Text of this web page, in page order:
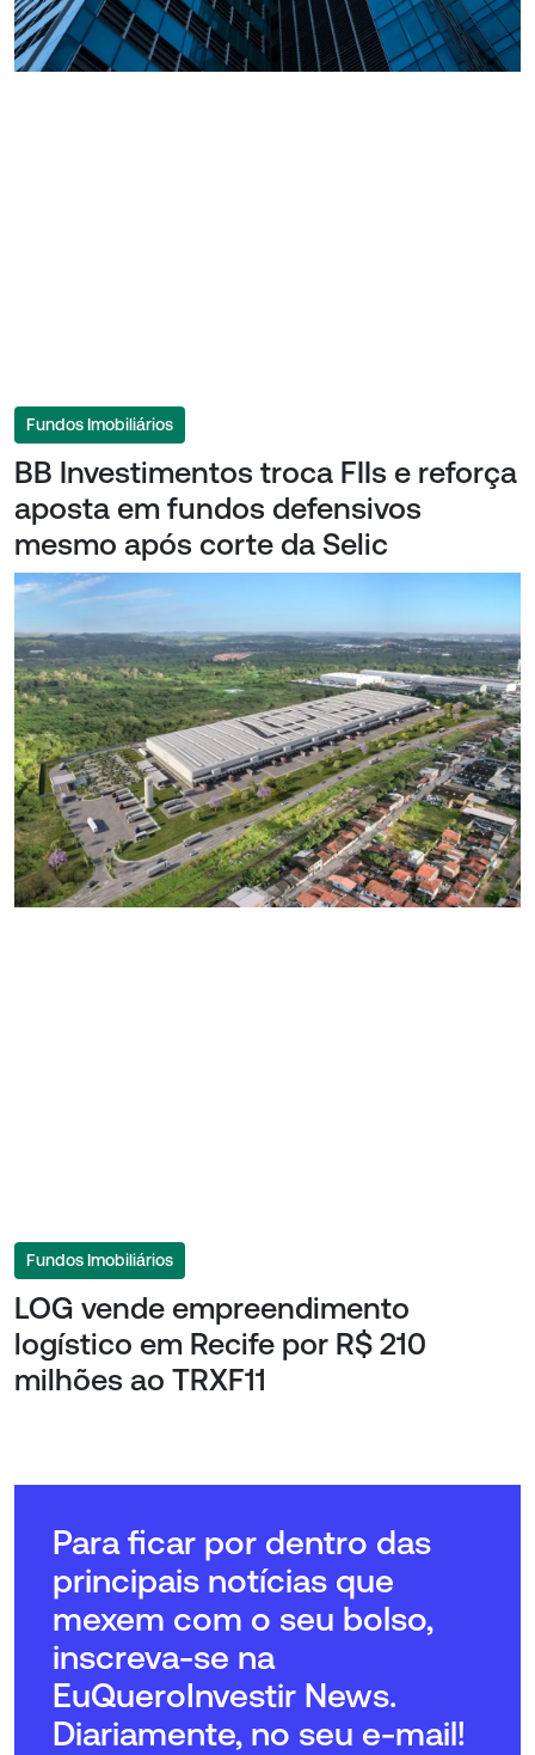
Fundos Imobiliários
BB Investimentos troca FIIs e reforça
aposta em fundos defensivos
mesmo após corte da Selic
Fundos Imobiliários
LOG vende empreendimento
logístico em Recife por R$ 210
milhões ao TRXF11
Para ficar por dentro das
principais notícias que
mexem com o seu bolso,
inscreva-se na
EuQueroInvestir News.
Diariamente, no seu e-mail!